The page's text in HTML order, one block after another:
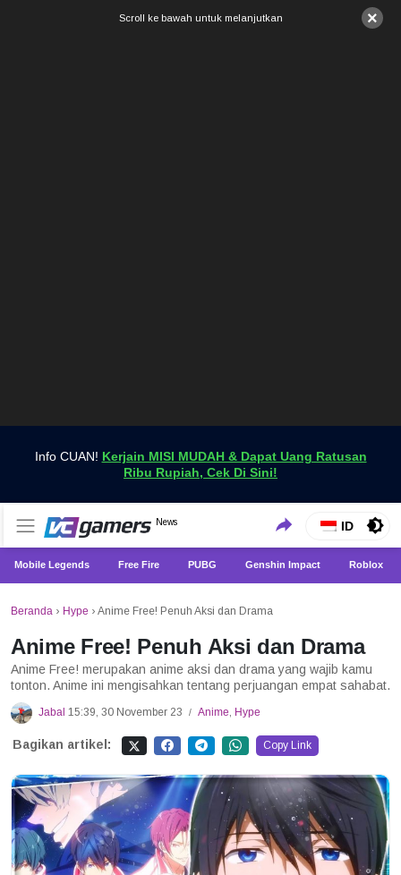
×
Scroll ke bawah untuk melanjutkan
Info CUAN! Kerjain MISI MUDAH & Dapat Uang Ratusan
Ribu Rupiah, Cek Di Sini!
VCGamers News
News
Dapatkan Berita Games Terbaru Hanya di VCGamers
ID
Mobile Legends Free Fire PUBG Genshin Impact Roblox
Beranda › Hype › Anime Free! Penuh Aksi dan Drama
Anime Free! Penuh Aksi dan Drama
Anime Free! merupakan anime aksi dan drama yang wajib kamu
tonton. Anime ini mengisahkan tentang perjuangan empat sahabat.
Jabal 15:39, 30 November 23 / Anime, Hype
Bagikan artikel: Copy Link